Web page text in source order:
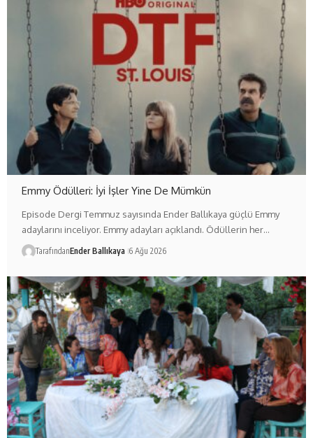
Emmy Ödülleri: İyi İşler Yine De Mümkün
Episode Dergi Temmuz sayısında Ender Ballıkaya güçlü Emmy
adaylarını inceliyor. Emmy adayları açıklandı. Ödüllerin her…
TarafındanEnder Ballıkaya 6 Ağu 2026